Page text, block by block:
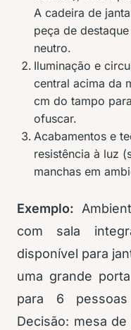
A cadeira de
peça de
neutro.
Iluminação e
central acima da
cm do tampo
ofuscar.
Acabamentos e
resistência à luz
manchas em
Exemplo:
com sala
disponível para
uma grande
para 6
Decisão: mesa